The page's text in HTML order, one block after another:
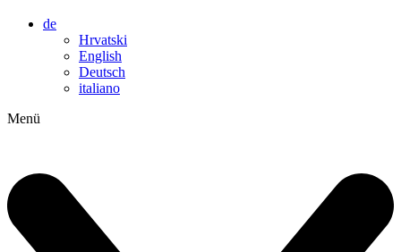
de
Hrvatski
English
Deutsch
italiano
Menü